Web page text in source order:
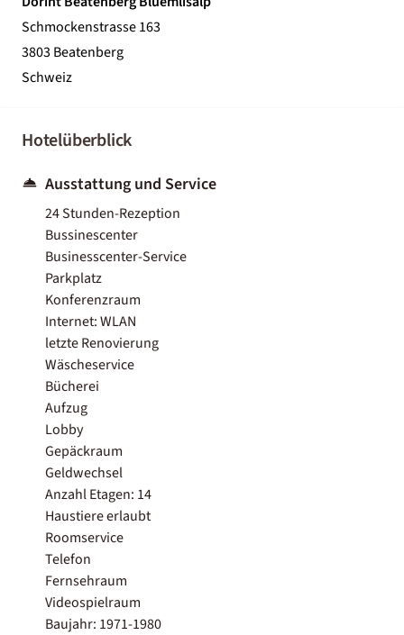
Schmockenstrasse 163
3803 Beatenberg
Schweiz
Hotelüberblick
Ausstattung und Service
24 Stunden-Rezeption
Bussinescenter
Businesscenter-Service
Parkplatz
Konferenzraum
Internet: WLAN
letzte Renovierung
Wäscheservice
Bücherei
Aufzug
Lobby
Gepäckraum
Geldwechsel
Anzahl Etagen: 14
Haustiere erlaubt
Roomservice
Telefon
Fernsehraum
Videospielraum
Baujahr: 1971-1980